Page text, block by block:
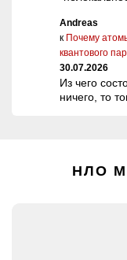
Andreas
к Почему
квантового
30.07.2026
Из чего
ничего, то
НЛО